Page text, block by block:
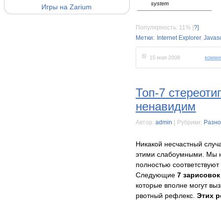
Игры на Zarium
system
Популярность: 11% [?]
Метки: Internet Explorer,
15 мая 2008
Топ-7
ненавидим
Автор: admin Рубрики:
Никакой несчастный
этими слабоумными. Мы
полностью
Следующие 7
которые вполне могут
рвотный рефлекс. Этих